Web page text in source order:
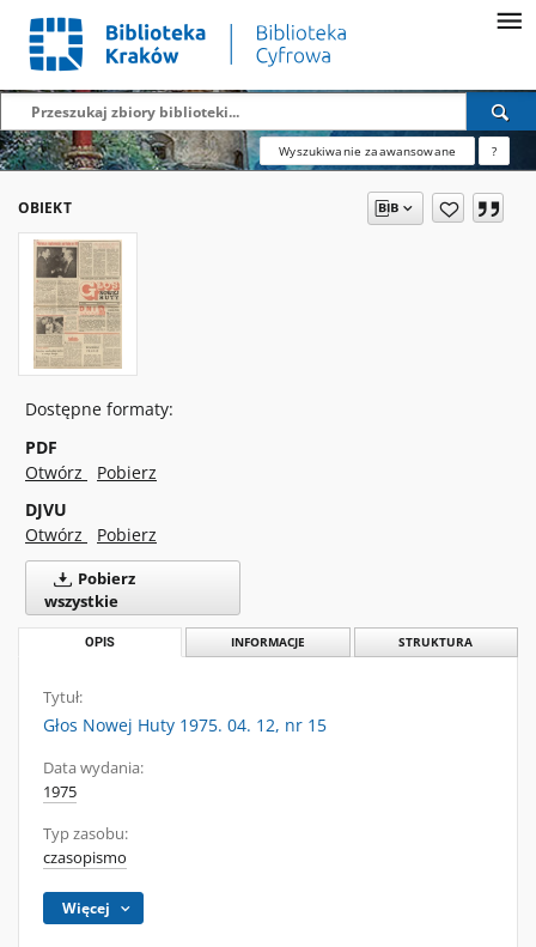
Wyszukiwanie zaawansowane ?
OBIEKT
Dostępne formaty:
PDF
Otwórz
Pobierz
DJVU
Otwórz
Pobierz
Pobierz
wszystkie
OPIS INFORMACJE STRUKTURA
Tytuł:
Głos Nowej Huty 1975. 04. 12, nr 15
Data wydania:
1975
Typ zasobu:
czasopismo
Więcej